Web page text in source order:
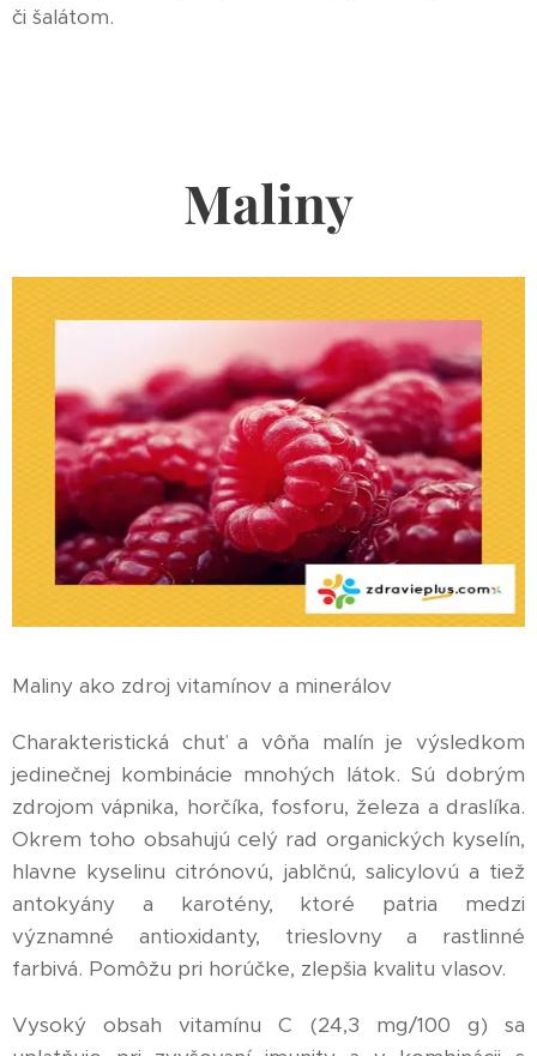
či šalátom.
Maliny
Maliny ako zdroj vitamínov a minerálov
Charakteristická chuť a vôňa malín je výsledkom
jedinečnej kombinácie mnohých látok. Sú dobrým
zdrojom vápnika, horčíka, fosforu, železa a draslíka.
Okrem toho obsahujú celý rad organických kyselín,
hlavne kyselinu citrónovú, jablčnú, salicylovú a tiež
antokyány a karotény, ktoré patria medzi
významné antioxidanty, trieslovny a rastlinné
farbivá. Pomôžu pri horúčke, zlepšia kvalitu vlasov.
Vysoký obsah vitamínu C (24,3 mg/100 g) sa